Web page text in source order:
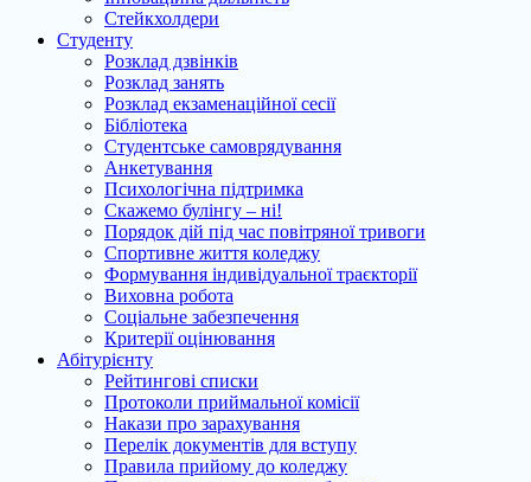
Стейкхолдери
Студенту
Розклад дзвінків
Розклад занять
Розклад екзаменаційної сесії
Бібліотека
Студентське самоврядування
Анкетування
Психологічна підтримка
Скажемо булінгу – ні!
Порядок дій під час повітряної тривоги
Спортивне життя коледжу
Формування індивідуальної траєкторії
Виховна робота
Соціальне забезпечення
Критерії оцінювання
Абітурієнту
Рейтингові списки
Протоколи приймальної комісії
Накази про зарахування
Перелік документів для вступу
Правила прийому до коледжу